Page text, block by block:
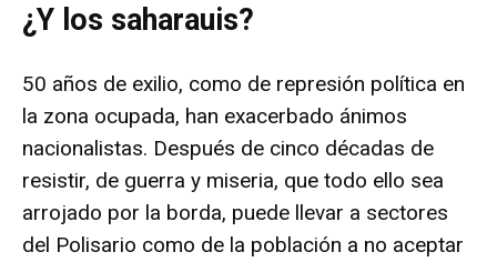
¿Y los saharauis?
50 años de exilio, como de represión política en
la zona ocupada, han exacerbado ánimos
nacionalistas. Después de cinco décadas de
resistir, de guerra y miseria, que todo ello sea
arrojado por la borda, puede llevar a sectores
del Polisario como de la población a no aceptar